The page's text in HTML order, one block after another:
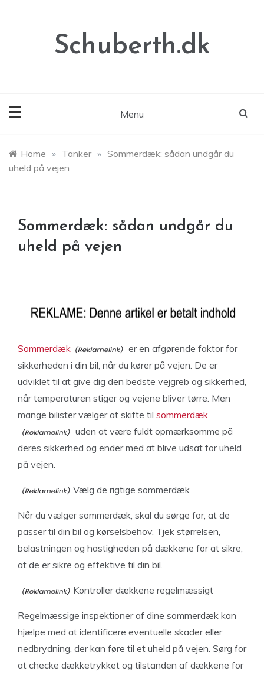
Schuberth.dk
Menu
Home » Tanker » Sommerdæk: sådan undgår du
uheld på vejen
Sommerdæk: sådan undgår du
uheld på vejen
Sommerdæk
er en afgørende faktor for
sikkerheden i din bil, når du kører på vejen. De er
udviklet til at give dig den bedste vejgreb og sikkerhed,
når temperaturen stiger og vejene bliver tørre. Men
mange bilister vælger at skifte til sommerdæk
uden at være fuldt opmærksomme på
deres sikkerhed og ender med at blive udsat for uheld
på vejen.
Vælg de rigtige sommerdæk
Når du vælger sommerdæk, skal du sørge for, at de
passer til din bil og kørselsbehov. Tjek størrelsen,
belastningen og hastigheden på dækkene for at sikre,
at de er sikre og effektive til din bil.
Kontroller dækkene regelmæssigt
Regelmæssige inspektioner af dine sommerdæk kan
hjælpe med at identificere eventuelle skader eller
nedbrydning, der kan føre til et uheld på vejen. Sørg for
at checke dækketrykket og tilstanden af dækkene for